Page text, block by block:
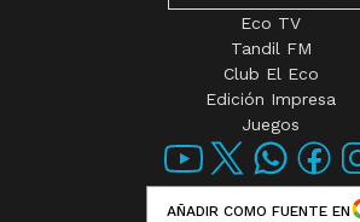
Eco TV
Tandil FM
Club El Eco
Edición Impresa
Juegos
AÑADIR COMO FUENTE EN